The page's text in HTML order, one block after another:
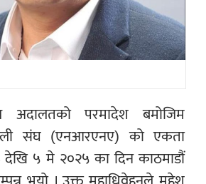
अदालतको परमादेश बमोजिम
संघ (एनआरएनए) को एकता
५ मे २०२५ का दिन काठमाडौं